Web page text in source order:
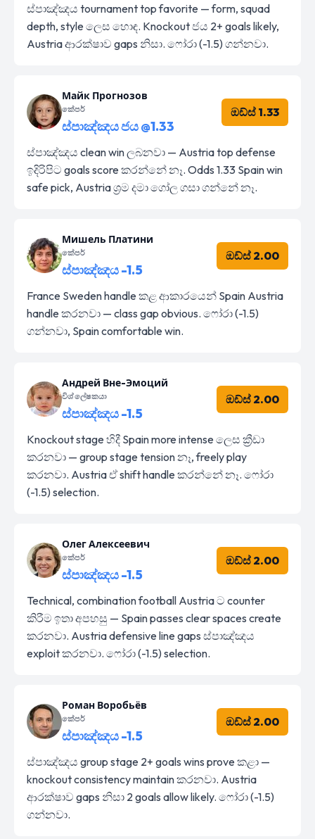
ස්පාඤ්ඤය tournament top favorite — form, squad
depth, style ලෙස හොඳ. Knockout ජය 2+ goals likely,
Austria ආරක්ෂාව gaps නිසා. ෆෝරා (-1.5) ගන්නවා.
Майк Прогнозов
කේපර්
ස්පාඤ්ඤය ජය @1.33
ඔඩ්ස් 1.33
ස්පාඤ්ඤය clean win ලබනවා — Austria top defense
ඉදිරිපිට goals score කරන්නේ නෑ. Odds 1.33 Spain win
safe pick, Austria ශ්‍රම දමා ගෝල ගසා ගන්නේ නෑ.
Мишель Платини
කේපර්
ස්පාඤ්ඤය -1.5
ඔඩ්ස් 2.00
France Sweden handle කළ ආකාරයෙන් Spain Austria
handle කරනවා — class gap obvious. ෆෝරා (-1.5)
ගන්නවා, Spain comfortable win.
Андрей Вне-Эмоций
විශ්ලේෂකයා
ස්පාඤ්ඤය -1.5
ඔඩ්ස් 2.00
Knockout stage හිදී Spain more intense ලෙස ක්‍රීඩා
කරනවා — group stage tension නෑ, freely play
කරනවා. Austria ඒ shift handle කරන්නේ නෑ. ෆෝරා
(-1.5) selection.
Олег Алексеевич
කේපර්
ස්පාඤ්ඤය -1.5
ඔඩ්ස් 2.00
Technical, combination football Austria ට counter
කිරීම ඉතා අපහසු — Spain passes clear spaces create
කරනවා. Austria defensive line gaps ස්පාඤ්ඤය
exploit කරනවා. ෆෝරා (-1.5) selection.
Роман Воробьёв
කේපර්
ස්පාඤ්ඤය -1.5
ඔඩ්ස් 2.00
ස්පාඤ්ඤය group stage 2+ goals wins prove කළා —
knockout consistency maintain කරනවා. Austria
ආරක්ෂාව gaps නිසා 2 goals allow likely. ෆෝරා (-1.5)
ගන්නවා.